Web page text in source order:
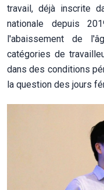
travail, déjà inscrite
nationale depuis
l'abaissement de
catégories de
dans des conditions
la question des jours